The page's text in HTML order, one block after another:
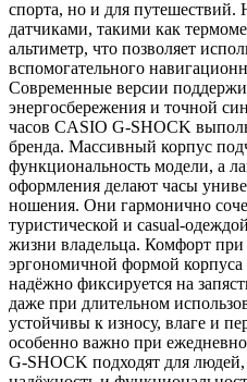
спорта, но и для
датчиками, такими как
альтиметр, что позволяет
вспомогательного
Современные версии
энергосбережения и точной
часов CASIO G-SHOCK
бренда. Массивный корпус
функциональность модели, а
оформления делают часы
ношения. Они гармонично
туристической и casual-
жизни владельца. Комфорт
эргономичной формой
надёжно фиксируется на
даже при длительном
устойчивы к износу, влаге и
особенно важно при
G-SHOCK подходят для